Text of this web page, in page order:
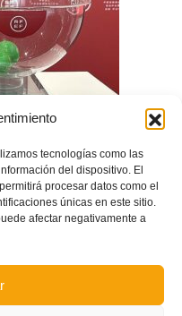
tecnologías como las
del dispositivo. El
procesar datos como el
únicas en este sitio.
afectar negativamente a
Castellón en segunda